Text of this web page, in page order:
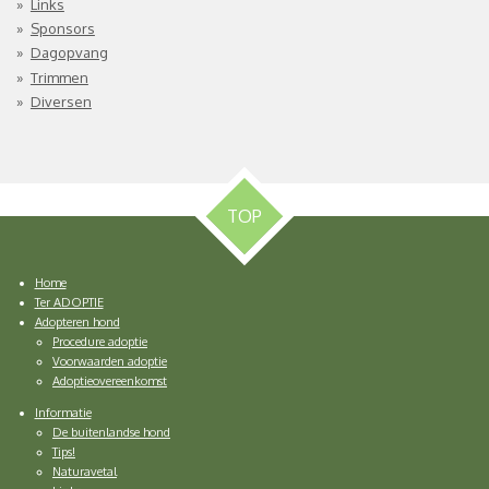
Links
Sponsors
Dagopvang
Trimmen
Diversen
TOP
Home
Ter ADOPTIE
Adopteren hond
Procedure adoptie
Voorwaarden adoptie
Adoptieovereenkomst
Informatie
De buitenlandse hond
Tips!
Naturavetal